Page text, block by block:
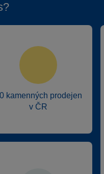
kamenných prodejen
v ČR